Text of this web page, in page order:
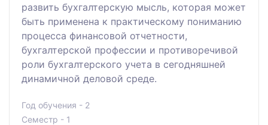
развить бухгалтерскую мысль, которая может
быть применена к практическому пониманию
процесса финансовой отчетности,
бухгалтерской профессии и противоречивой
роли бухгалтерского учета в сегодняшней
динамичной деловой среде.
Год обучения - 2
Семестр - 1